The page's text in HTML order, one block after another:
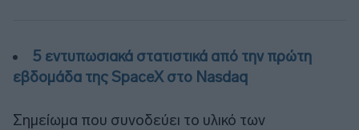
5 εντυπωσιακά στατιστικά από την πρώτη
εβδομάδα της SpaceX στο Nasdaq
Σημείωμα που συνοδεύει το υλικό των